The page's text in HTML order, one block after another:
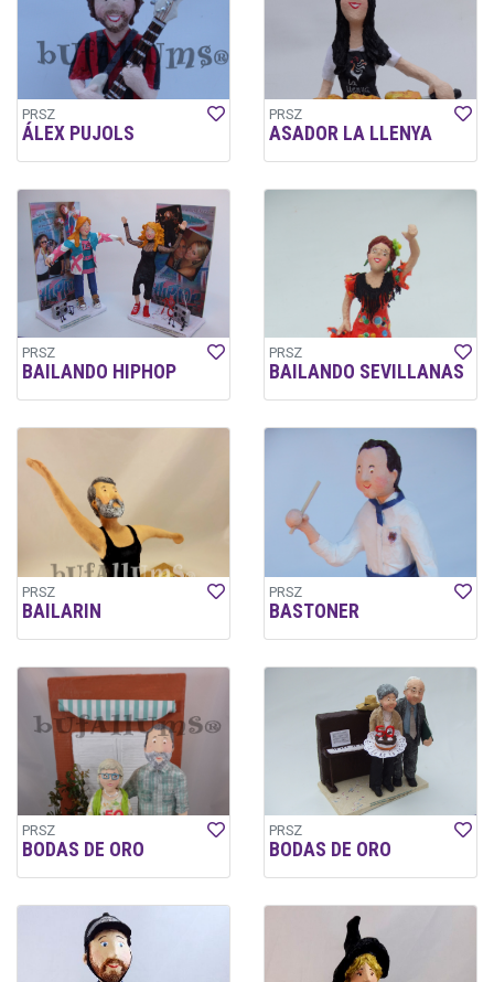
PRSZ
ÁLEX PUJOLS
PRSZ
ASADOR LA LLENYA
PRSZ
BAILANDO HIPHOP
PRSZ
BAILANDO SEVILLANAS
PRSZ
BAILARIN
PRSZ
BASTONER
PRSZ
BODAS DE ORO
PRSZ
BODAS DE ORO